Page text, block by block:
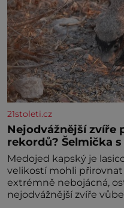
21stoleti.cz
Nejodvážnější zvíře
rekordů? Šelmička
Medojed kapský je
velikostí mohli přirovnat
extrémně nebojácná,
nejodvážnější zvíře